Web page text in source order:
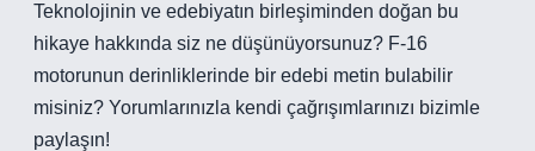
Teknolojinin ve edebiyatın birleşiminden doğan bu
hikaye hakkında siz ne düşünüyorsunuz? F-16
motorunun derinliklerinde bir edebi metin bulabilir
misiniz? Yorumlarınızla kendi çağrışımlarınızı bizimle
paylaşın!